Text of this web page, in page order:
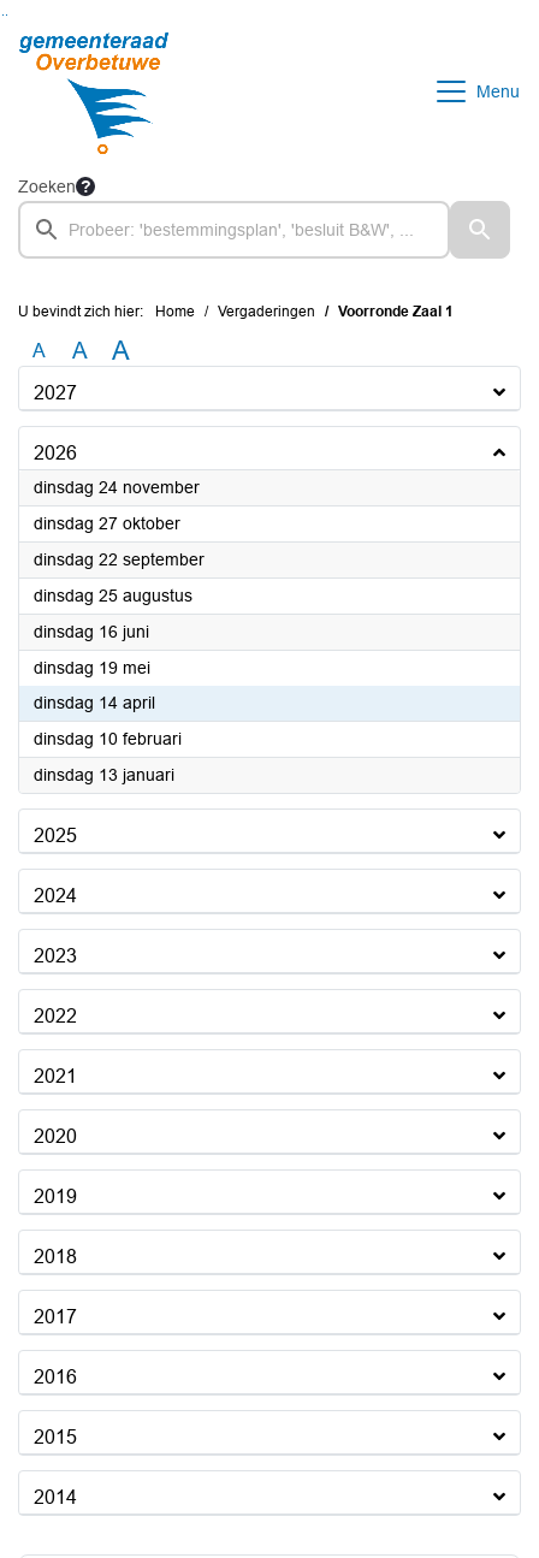
Menu
Zoeken
U bevindt zich hier: Home Vergaderingen Voorronde Zaal 1
A A A
2027
2026
dinsdag 24 november2026
dinsdag 27 oktober2026
dinsdag 22 september2026
dinsdag 25 augustus2026
dinsdag 16 juni2026
dinsdag 19 mei2026
dinsdag 14 april2026
dinsdag 10 februari2026
dinsdag 13 januari2026
2025
2024
2023
2022
2021
2020
2019
2018
2017
2016
2015
2014